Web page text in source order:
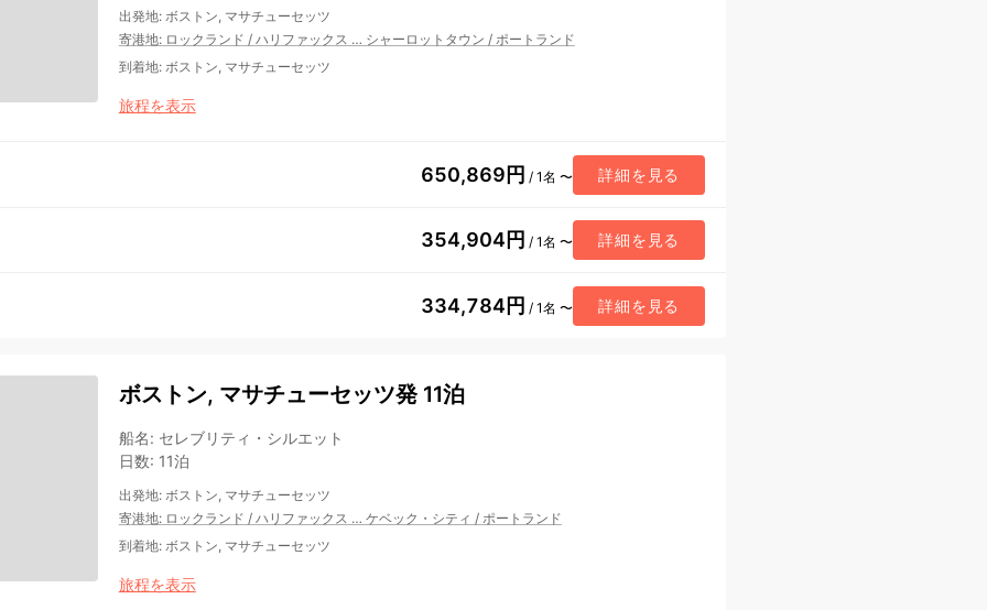
出発地: ボストン, マサチューセッツ
寄港地: ロックランド / ハリファックス … シャーロットタウン / ポートランド
到着地: ボストン, マサチューセッツ
旅程を表示
650,869円 / 1名 〜 詳細を見る
354,904円 / 1名 〜 詳細を見る
334,784円 / 1名 〜 詳細を見る
ボストン, マサチューセッツ発 11泊
船名: セレブリティ・シルエット
日数: 11泊
出発地: ボストン, マサチューセッツ
寄港地: ロックランド / ハリファックス … ケベック・シティ / ポートランド
到着地: ボストン, マサチューセッツ
旅程を表示